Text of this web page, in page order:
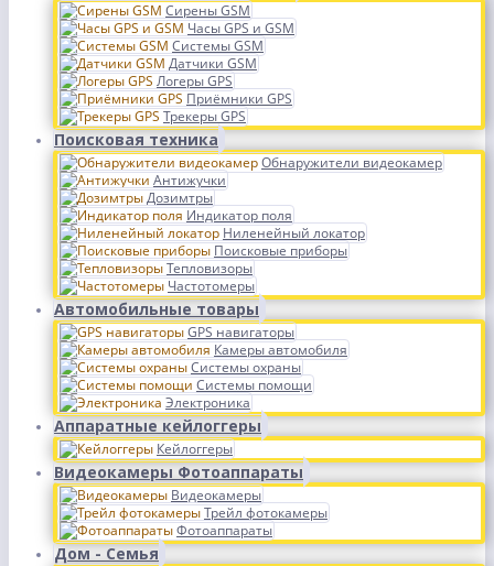
Сирены GSM
Часы GPS и GSM
Системы GSM
Датчики GSM
Логеры GPS
Приёмники GPS
Трекеры GPS
Поисковая техника
Обнаружители видеокамер
Антижучки
Дозимтры
Индикатор поля
Ниленейный локатор
Поисковые приборы
Тепловизоры
Частотомеры
Автомобильные товары
GPS навигаторы
Камеры автомобиля
Системы охраны
Системы помощи
Электроника
Аппаратные кейлоггеры
Кейлоггеры
Видеокамеры Фотоаппараты
Видеокамеры
Трейл фотокамеры
Фотоаппараты
Дом - Семья